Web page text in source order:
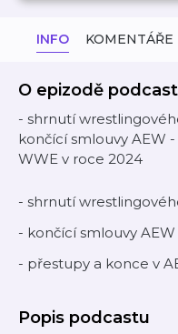
INFO KOMENTÁŘE
O epizodě
- shrnutí
končící smlouvy AEW
WWE v roce 2024
- shrnutí
- končící smlouvy AEW
- přestupy a konce v
Popis podcastu